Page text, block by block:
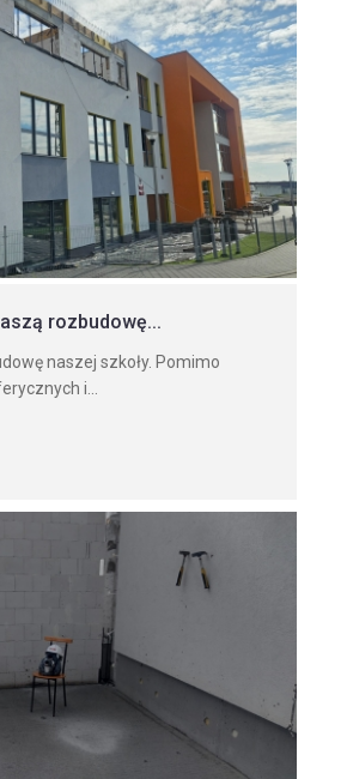
rozbudowę...
naszej szkoły. Pomimo
i...